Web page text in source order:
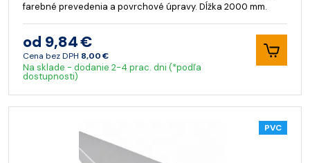
farebné prevedenia a povrchové úpravy. Dĺžka 2000 mm.
od 9,84 €
Cena bez DPH 8,00 €
Na sklade - dodanie 2-4 prac. dni (*podľa
dostupnosti)
PVC